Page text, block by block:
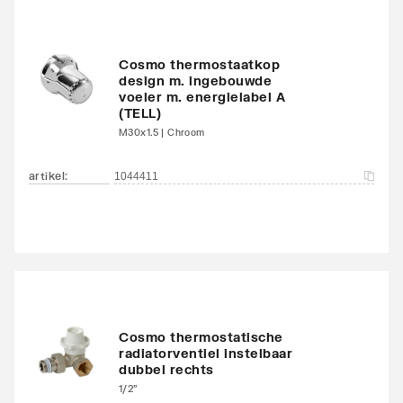
Zwenkbaar Nee
Aantal standaard
aansluitingen
Aansluitcombi MO
Geschikt voor vochtige
ruimte
Ja
Cosmo thermostaatkop
design m. ingebouwde
voeler m. energielabel A
(TELL)
M30x1.5 | Chroom
artikel: 1044411
Cosmo thermostatische
radiatorventiel instelbaar
dubbel rechts
1/2"